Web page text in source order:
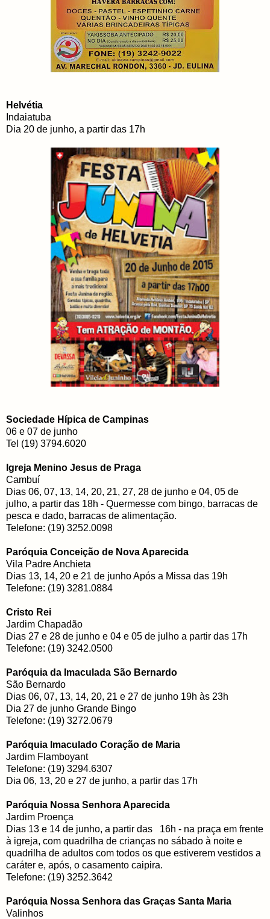
Helvétia
Indaiatuba
Dia 20 de junho, a partir das 17h
Sociedade Hípica de Campinas
06 e 07 de junho
Tel (19) 3794.6020
Igreja Menino Jesus de Praga
Cambuí
Dias 06, 07, 13, 14, 20, 21, 27, 28 de junho e 04, 05 de
julho, a partir das 18h - Quermesse com bingo, barracas de
pesca e dado, barracas de alimentação.
Telefone: (19) 3252.0098
Paróquia Conceição de Nova Aparecida
Vila Padre Anchieta
Dias 13, 14, 20 e 21 de junho Após a Missa das 19h
Telefone: (19) 3281.0884
Cristo Rei
Jardim Chapadão
Dias 27 e 28 de junho e 04 e 05 de julho a partir das 17h
Telefone: (19) 3242.0500
Paróquia da Imaculada São Bernardo
São Bernardo
Dias 06, 07, 13, 14, 20, 21 e 27 de junho 19h às 23h
Dia 27 de junho Grande Bingo
Telefone: (19) 3272.0679
Paróquia Imaculado Coração de Maria
Jardim Flamboyant
Telefone: (19) 3294.6307
Dia 06, 13, 20 e 27 de junho, a partir das 17h
Paróquia Nossa Senhora Aparecida
Jardim Proença
Dias 13 e 14 de junho, a partir das 16h - na praça em frente
à igreja, com quadrilha de crianças no sábado à noite e
quadrilha de adultos com todos os que estiverem vestidos a
caráter e, após, o casamento caipira.
Telefone: (19) 3252.3642
Paróquia Nossa Senhora das Graças Santa Maria
Valinhos